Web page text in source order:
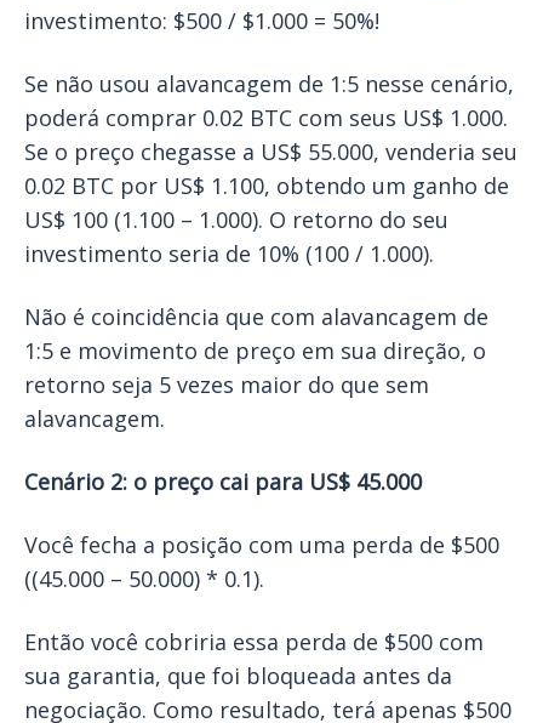
investimento: $500 / $1.000 = 50%!
Se não usou alavancagem de 1:5 nesse cenário,
poderá comprar 0.02 BTC com seus US$ 1.000.
Se o preço chegasse a US$ 55.000, venderia seu
0.02 BTC por US$ 1.100, obtendo um ganho de
US$ 100 (1.100 – 1.000). O retorno do seu
investimento seria de 10% (100 / 1.000).
Não é coincidência que com alavancagem de
1:5 e movimento de preço em sua direção, o
retorno seja 5 vezes maior do que sem
alavancagem.
Cenário 2: o preço cai para US$ 45.000
Você fecha a posição com uma perda de $500
((45.000 – 50.000) * 0.1).
Então você cobriria essa perda de $500 com
sua garantia, que foi bloqueada antes da
negociação. Como resultado, terá apenas $500